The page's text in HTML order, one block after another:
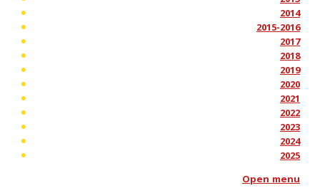
2014
2015-2016
2017
2018
2019
2020
2021
2022
2023
2024
2025
Open menu